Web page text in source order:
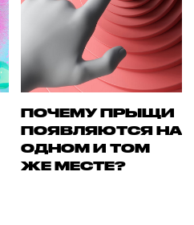
ПОЧЕМУ ПРЫЩИ
ПОЯВЛЯЮТСЯ НА
ОДНОМ И ТОМ
ЖЕ МЕСТЕ?